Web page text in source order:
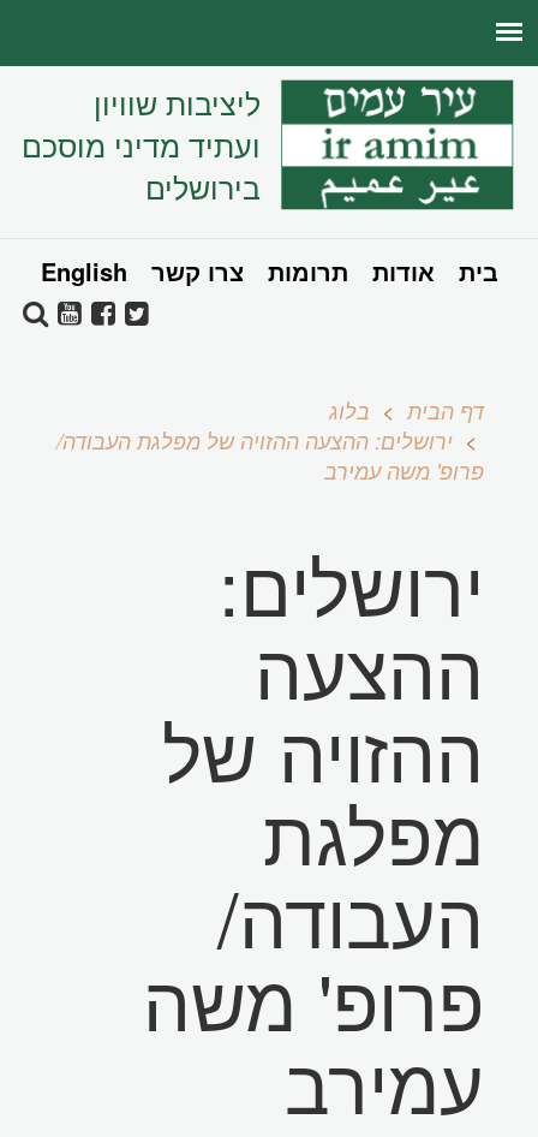
ליציבות שוויון
ועתיד מדיני מוסכם
בירושלים
בית אודות תרומות צרו קשר English
דף הבית
בלוג
ירושלים: ההצעה ההזויה של מפלגת העבודה/
פרופ' משה עמירב
ירושלים:
ההצעה
ההזויה של
מפלגת
העבודה/
פרופ' משה
עמירב